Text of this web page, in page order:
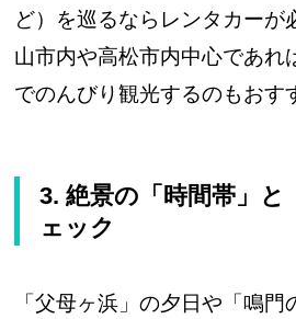
ど）を巡るならレンタカーが
山市内や高松市内中心であれ
でのんびり観光するのもおす
3. 絶景の「時間帯」と
ェック
「父母ヶ浜」の夕日や「鳴